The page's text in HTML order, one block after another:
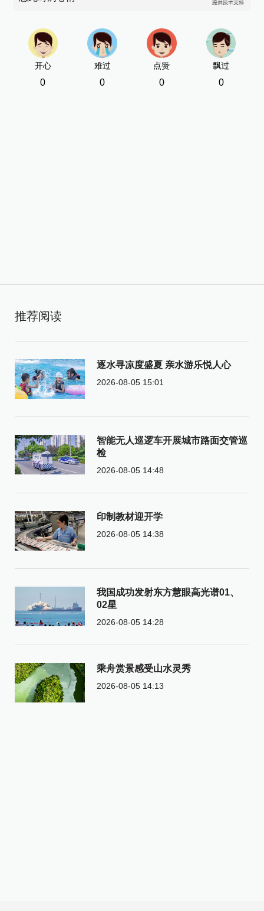
开心
0
难过
0
点赞
0
飘过
0
推荐阅读
逐水寻凉度盛夏 亲水游乐悦人心
2026-08-05 15:01
智能无人巡逻车开展城市路面交管巡
检
2026-08-05 14:48
印制教材迎开学
2026-08-05 14:38
我国成功发射东方慧眼高光谱01、
02星
2026-08-05 14:28
乘舟赏景感受山水灵秀
2026-08-05 14:13